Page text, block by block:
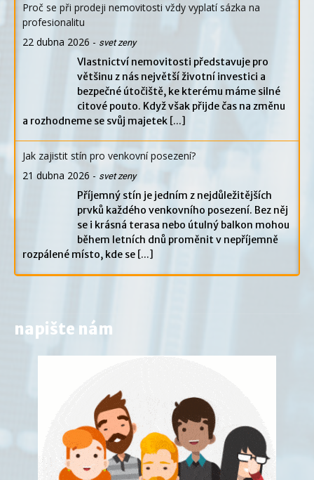
Proč se při prodeji nemovitosti vždy vyplatí sázka na
profesionalitu
22 dubna 2026 - svet zeny
Vlastnictví nemovitosti představuje pro
většinu z nás největší životní investici a
bezpečné útočiště, ke kterému máme silné
citové pouto. Když však přijde čas na změnu
a rozhodneme se svůj majetek [...]
Jak zajistit stín pro venkovní posezení?
21 dubna 2026 - svet zeny
Příjemný stín je jedním z nejdůležitějších
prvků každého venkovního posezení. Bez něj
se i krásná terasa nebo útulný balkon mohou
během letních dnů proměnit v nepříjemně
rozpálené místo, kde se [...]
napište nám